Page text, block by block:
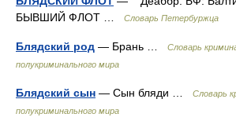
БЫВШИЙ ФЛОТ …
Словарь Петербуржца
Блядский род — Брань …
Словарь
полукриминального мира
Блядский сын — Сын бляди …
Словарь
полукриминального мира